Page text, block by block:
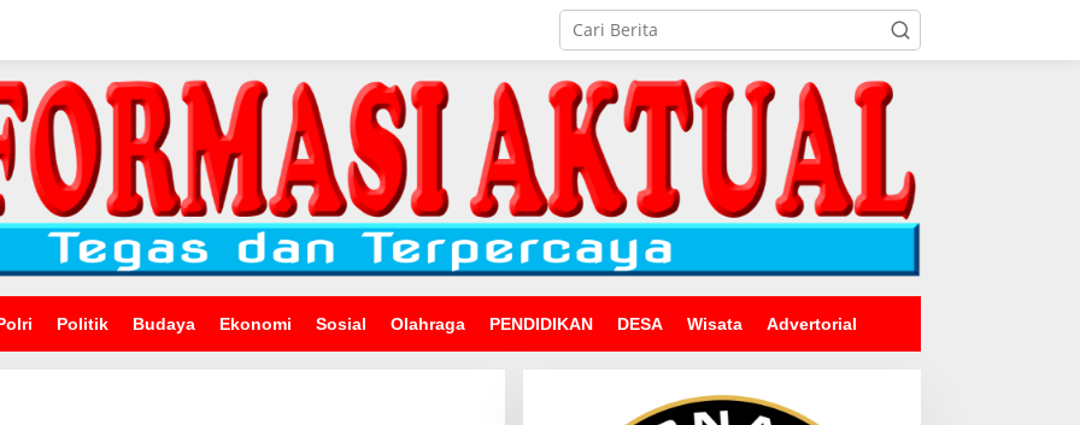
Politik Budaya Ekonomi Sosial Olahraga PENDIDIKAN DESA Wisata Advertorial